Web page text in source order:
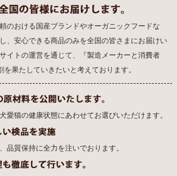
のおける国産ブランドやオーガニックフードな
、安心できる商品のみを全国の皆さまにお届けい
イトの運営を通じて、『製造メーカーと消費者
を果たしていきたいと考えております。
愛猫の健康状態にあわせてお選びいただけます。
品質保持に全力を注いでおります。